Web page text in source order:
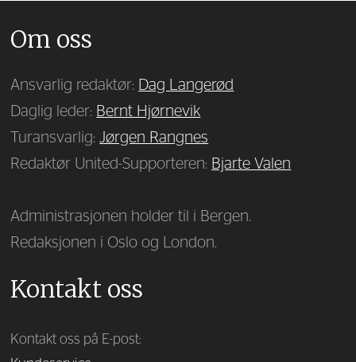
Om oss
Ansvarlig redaktør: Dag Langerød
Daglig leder: Bernt Hjørnevik
Turansvarlig:Jørgen Rangnes
Redaktør United-Supporteren: Bjarte Valen
Administrasjonen holder til i Bergen.
Redaksjonen i Oslo og London.
Kontakt oss
Kontakt oss på E-post: